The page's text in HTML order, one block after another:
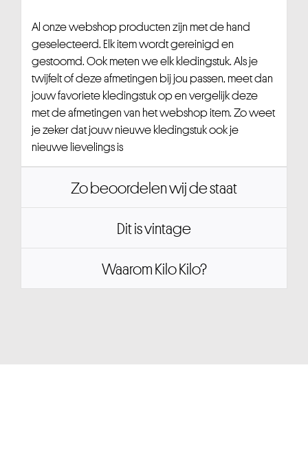
Al onze webshop producten zijn met de hand
geselecteerd. Elk item wordt gereinigd en
gestoomd. Ook meten we elk kledingstuk. Als je
twijfelt of deze afmetingen bij jou passen, meet dan
jouw favoriete kledingstuk op en vergelijk deze
met de afmetingen van het webshop item. Zo weet
je zeker dat jouw nieuwe kledingstuk ook je
nieuwe lievelings is
Zo beoordelen wij de staat
Dit is vintage
Waarom Kilo Kilo?